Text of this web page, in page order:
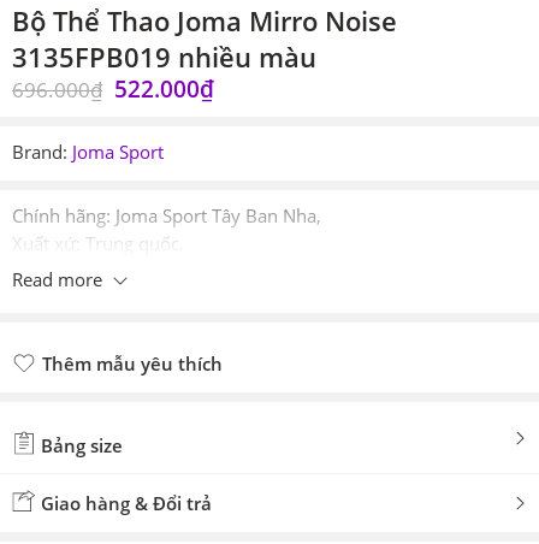
Bộ Thể Thao Joma Mirro Noise
3135FPB019 nhiều màu
696.000₫ 522.000₫
Brand: Joma Sport
Chính hãng: Joma Sport Tây Ban Nha,
Xuất xứ: Trung quốc,
Nhập khẩu: Pre-order tuỳ theo công ty Logistic nhận đơn,
Read more
Thêm mẫu yêu thích
Bảng size
Giao hàng & Đổi trả